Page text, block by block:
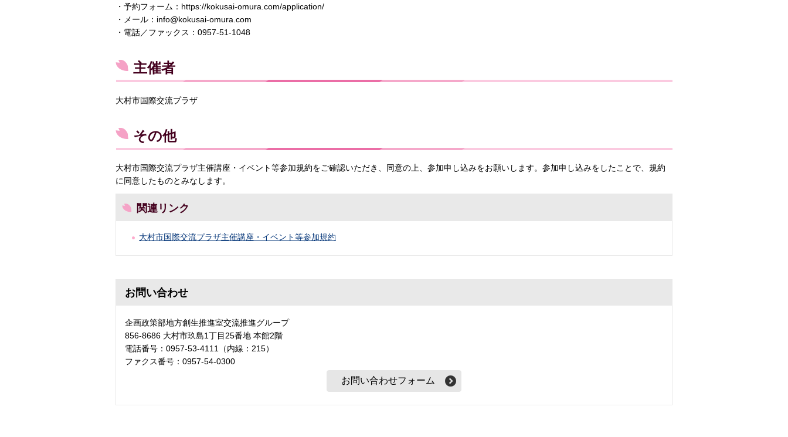
・予約フォーム：https://kokusai-omura.com/application/
・メール：info@kokusai-omura.com
・電話／ファックス：0957-51-1048
主催者
大村市国際交流プラザ
その他
大村市国際交流プラザ主催講座・イベント等参加規約をご確認いただき、同意の上、参加申し込みをお願いします。参加申し込みをしたことで、規約
に同意したものとみなします。
関連リンク
大村市国際交流プラザ主催講座・イベント等参加規約
お問い合わせ
企画政策部地方創生推進室交流推進グループ
856-8686 大村市玖島1丁目25番地 本館2階
電話番号：0957-53-4111（内線：215）
ファクス番号：0957-54-0300